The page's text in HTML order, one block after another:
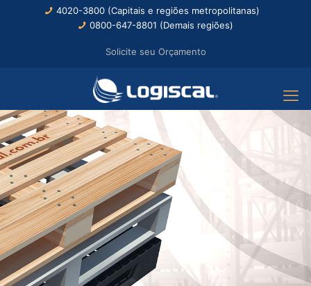
4020-3800 (Capitais e regiões metropolitanas)
0800-647-8801 (Demais regiões)
Solicite seu Orçamento